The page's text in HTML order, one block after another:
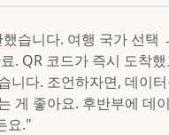
습니다. 여행 국가 선택
. QR 코드가 즉시 도착
니다. 조언하자면, 데이
게 좋아요. 후반부에 데
요."